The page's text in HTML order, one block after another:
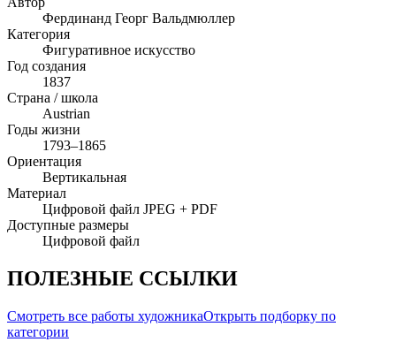
Фердинанд Георг Вальдмюллер
Категория
Фигуративное искусство
Год создания
1837
Страна / школа
Austrian
Годы жизни
1793–1865
Ориентация
Вертикальная
Материал
Цифровой файл JPEG + PDF
Доступные размеры
Цифровой файл
ПОЛЕЗНЫЕ ССЫЛКИ
Смотреть все работы художникаОткрыть подборку по
категории